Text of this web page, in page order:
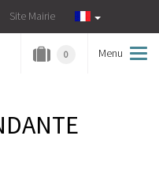
Site Mairie
Menu
0